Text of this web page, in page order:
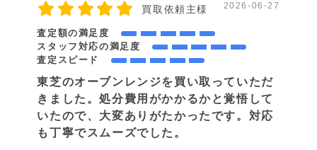
買取依頼主様 2026-06-27
査定額の満足度
スタッフ対応の満足度
査定スピード
東芝のオーブンレンジを買い取っていただ
きました。処分費用がかかるかと覚悟して
いたので、大変ありがたかったです。対応
も丁寧でスムーズでした。